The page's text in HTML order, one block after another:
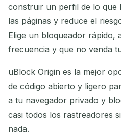
construir un perfil de lo que
las páginas y reduce el
Elige un bloqueador rápido,
frecuencia y que no venda
uBlock Origin es la mejor
de código abierto y ligero
a tu navegador privado y
casi todos los rastreadores
nada.